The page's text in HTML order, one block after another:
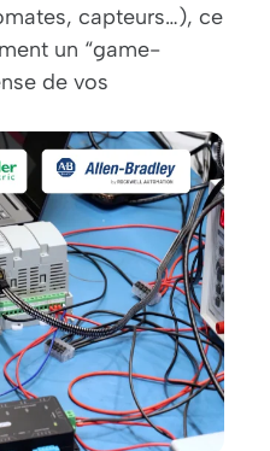
capteurs…), ce
un “game-
de vos